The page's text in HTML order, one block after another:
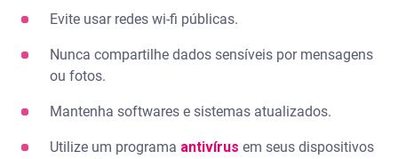
Evite usar redes wi-fi públicas.
Nunca compartilhe dados sensíveis por mensagens
ou fotos.
Mantenha softwares e sistemas atualizados.
Utilize um programa antivírus em seus dispositivos